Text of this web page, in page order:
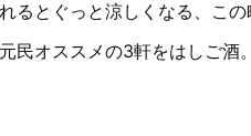
るとぐっと涼しくなる、こ
民オススメの3軒をはしご酒。